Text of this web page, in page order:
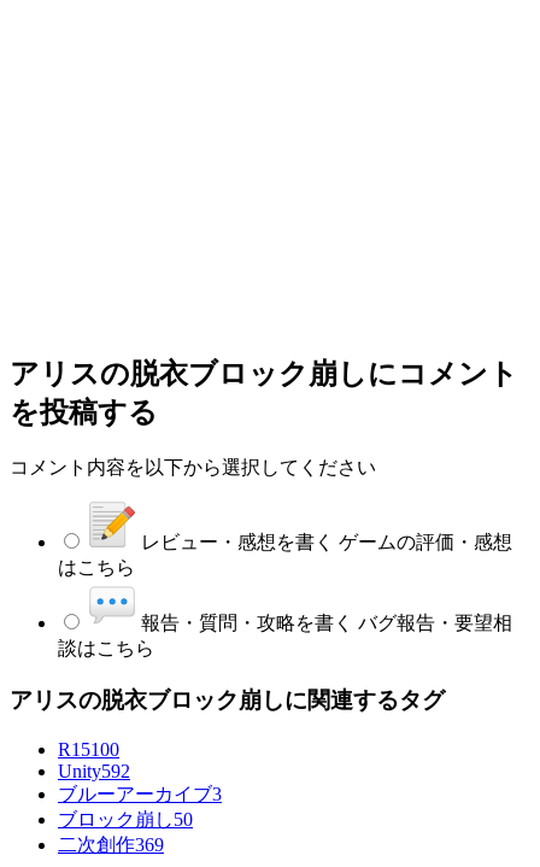
アリスの脱衣ブロック崩しにコメント
を投稿する
コメント内容を以下から選択してください
レビュー・感想を書く ゲームの評価・感想
はこちら
報告・質問・攻略を書く バグ報告・要望相
談はこちら
アリスの脱衣ブロック崩しに関連するタグ
R15100
Unity592
ブルーアーカイブ3
ブロック崩し50
二次創作369